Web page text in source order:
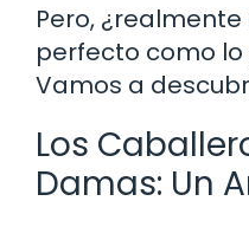
Pero,
perfecto como
Vamos a
Los
Damas: Un